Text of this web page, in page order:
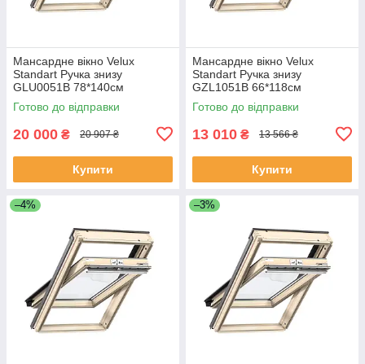
Мансардне вікно Velux
Standart Ручка знизу
GLU0051B 78*140см
Готово до відправки
20 000 ₴ 20 907 ₴
Купити
Мансардне вікно Velux
Standart Ручка знизу
GZL1051B 66*118см
Готово до відправки
13 010 ₴ 13 566 ₴
Купити
–4% –3%